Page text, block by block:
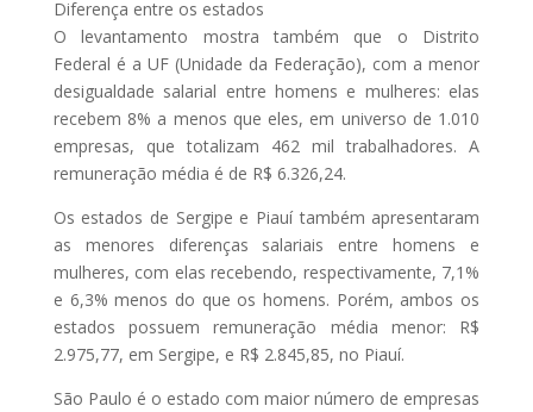
Diferença entre os estados
O levantamento mostra também que o Distrito
Federal é a UF (Unidade da Federação), com a menor
desigualdade salarial entre homens e mulheres: elas
recebem 8% a menos que eles, em universo de 1.010
empresas, que totalizam 462 mil trabalhadores. A
remuneração média é de R$ 6.326,24.
Os estados de Sergipe e Piauí também apresentaram
as menores diferenças salariais entre homens e
mulheres, com elas recebendo, respectivamente, 7,1%
e 6,3% menos do que os homens. Porém, ambos os
estados possuem remuneração média menor: R$
2.975,77, em Sergipe, e R$ 2.845,85, no Piauí.
São Paulo é o estado com maior número de empresas